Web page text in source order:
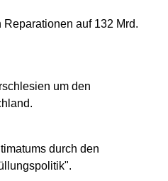
auf 132 Mrd.
um den
durch den